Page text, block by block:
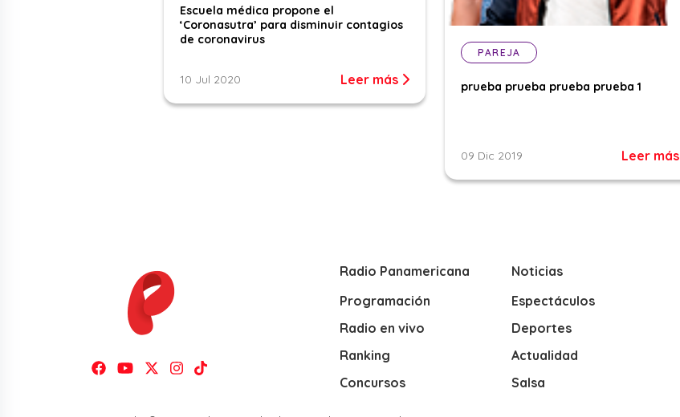
Escuela médica propone el
‘Coronasutra’ para disminuir contagios
de coronavirus
10 Jul 2020 Leer más
PAREJA
prueba prueba prueba prueba 1
09 Dic 2019 Leer más
Radio Panamericana
Programación
Radio en vivo
Ranking
Concursos
Noticias
Espectáculos
Deportes
Actualidad
Salsa